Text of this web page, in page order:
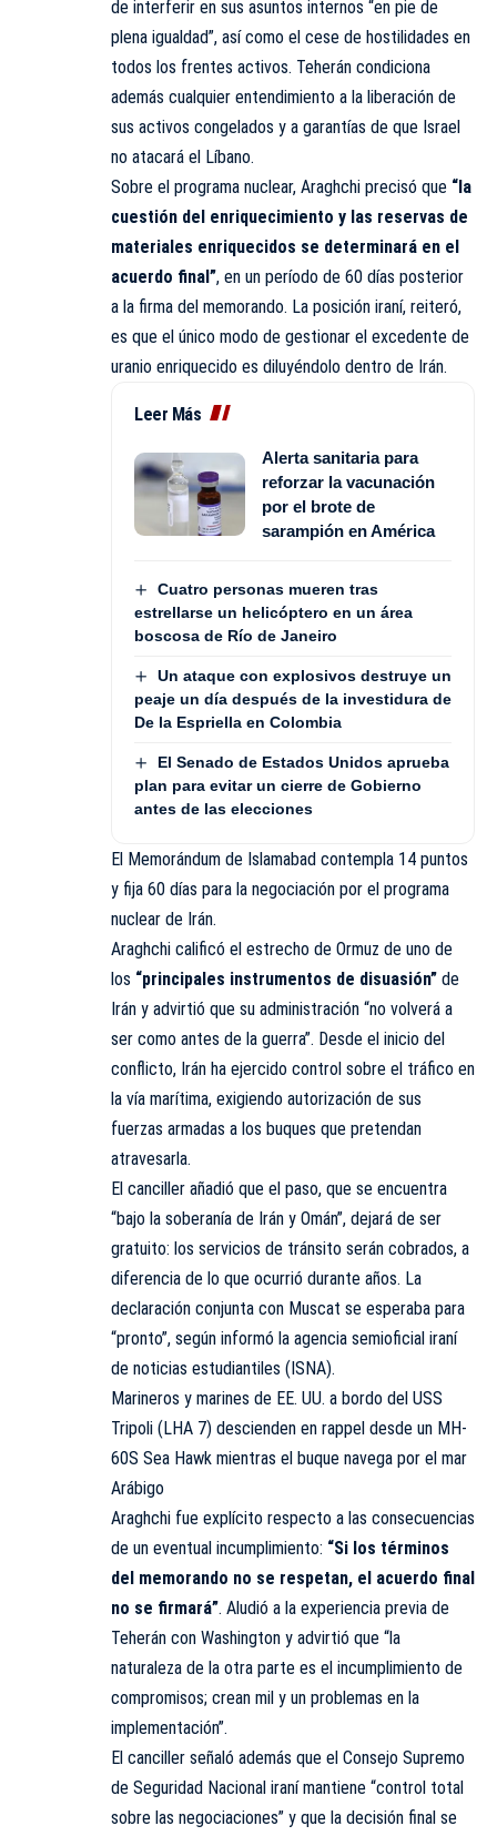
de interferir en sus asuntos internos “en pie de
plena igualdad”, así como el cese de hostilidades en
todos los frentes activos. Teherán condiciona
además cualquier entendimiento a la liberación de
sus activos congelados y a garantías de que Israel
no atacará el Líbano.
Sobre el programa nuclear, Araghchi precisó que “la
cuestión del enriquecimiento y las reservas de
materiales enriquecidos se determinará en el
acuerdo final”, en un período de 60 días posterior
a la firma del memorando. La posición iraní, reiteró,
es que el único modo de gestionar el excedente de
uranio enriquecido es diluyéndolo dentro de Irán.
Leer Más
Alerta sanitaria para
reforzar la vacunación
por el brote de
sarampión en América
Cuatro personas mueren tras
estrellarse un helicóptero en un área
boscosa de Río de Janeiro
Un ataque con explosivos destruye un
peaje un día después de la investidura de
De la Espriella en Colombia
El Senado de Estados Unidos aprueba
plan para evitar un cierre de Gobierno
antes de las elecciones
El Memorándum de Islamabad contempla 14 puntos
y fija 60 días para la negociación por el programa
nuclear de Irán.
Araghchi calificó el estrecho de Ormuz de uno de
los “principales instrumentos de disuasión” de
Irán y advirtió que su administración “no volverá a
ser como antes de la guerra”. Desde el inicio del
conflicto, Irán ha ejercido control sobre el tráfico en
la vía marítima, exigiendo autorización de sus
fuerzas armadas a los buques que pretendan
atravesarla.
El canciller añadió que el paso, que se encuentra
“bajo la soberanía de Irán y Omán”, dejará de ser
gratuito: los servicios de tránsito serán cobrados, a
diferencia de lo que ocurrió durante años. La
declaración conjunta con Muscat se esperaba para
“pronto”, según informó la agencia semioficial iraní
de noticias estudiantiles (ISNA).
Marineros y marines de EE. UU. a bordo del USS
Tripoli (LHA 7) descienden en rappel desde un MH-
60S Sea Hawk mientras el buque navega por el mar
Arábigo
Araghchi fue explícito respecto a las consecuencias
de un eventual incumplimiento: “Si los términos
del memorando no se respetan, el acuerdo final
no se firmará”. Aludió a la experiencia previa de
Teherán con Washington y advirtió que “la
naturaleza de la otra parte es el incumplimiento de
compromisos; crean mil y un problemas en la
implementación”.
El canciller señaló además que el Consejo Supremo
de Seguridad Nacional iraní mantiene “control total
sobre las negociaciones” y que la decisión final se